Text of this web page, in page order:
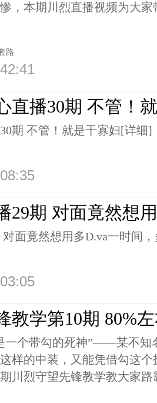
，本期川烈直播视频为大
路
直播30期 不管！
期 不管！就是干寡妇[详细]
29期 对面竟然想
面竟然想用多D.va一时间，
教学第10期 80%
一个带勾的死神”——某不知
样的中装，又能凭借勾这
川烈守望先锋教学教大家